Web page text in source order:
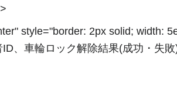
style="border: 2px solid; width:
、車輪ロック解除結果(成功・失